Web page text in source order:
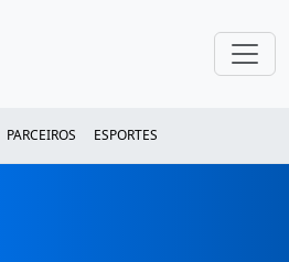
PARCEIROS ESPORTES